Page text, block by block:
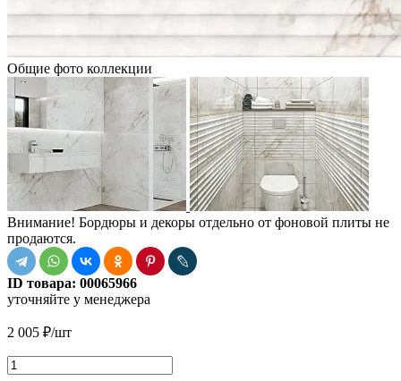
Общие фото коллекции
Внимание! Бордюры и декоры отдельно от фоновой плиты не
продаются.
ID товара: 00065966
уточняйте у менеджера
2 005 ₽/шт